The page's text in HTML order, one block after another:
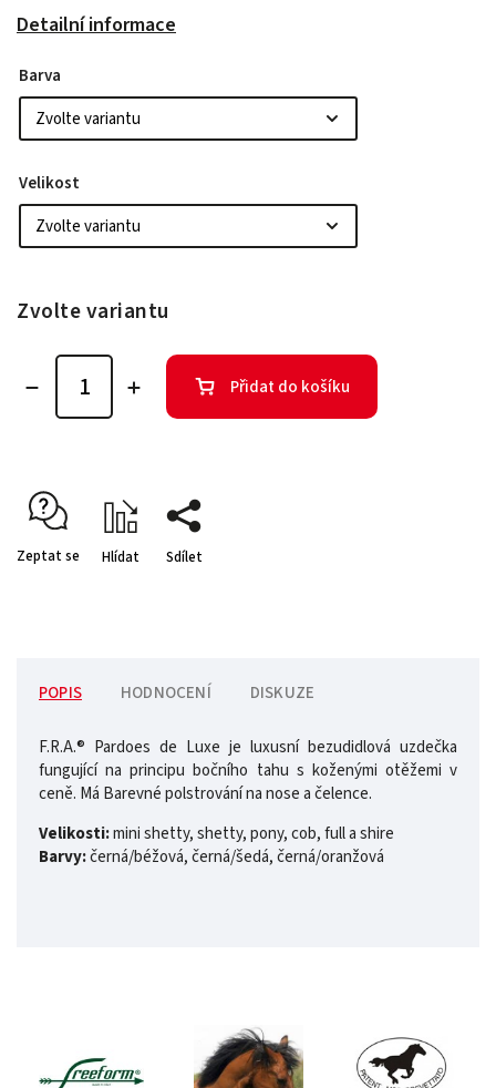
Detailní informace
Barva
Velikost
Zvolte variantu
Přidat do košíku
Zeptat se Hlídat Sdílet
POPIS HODNOCENÍ DISKUZE
F.R.A.® Pardoes de Luxe je luxusní bezudidlová uzdečka
fungující na principu bočního tahu s koženými otěžemi v
ceně. Má Barevné polstrování na nose a čelence.
Velikosti:mini shetty, shetty, pony, cob, full a shire
Barvy:černá/béžová, černá/šedá, černá/oranžová